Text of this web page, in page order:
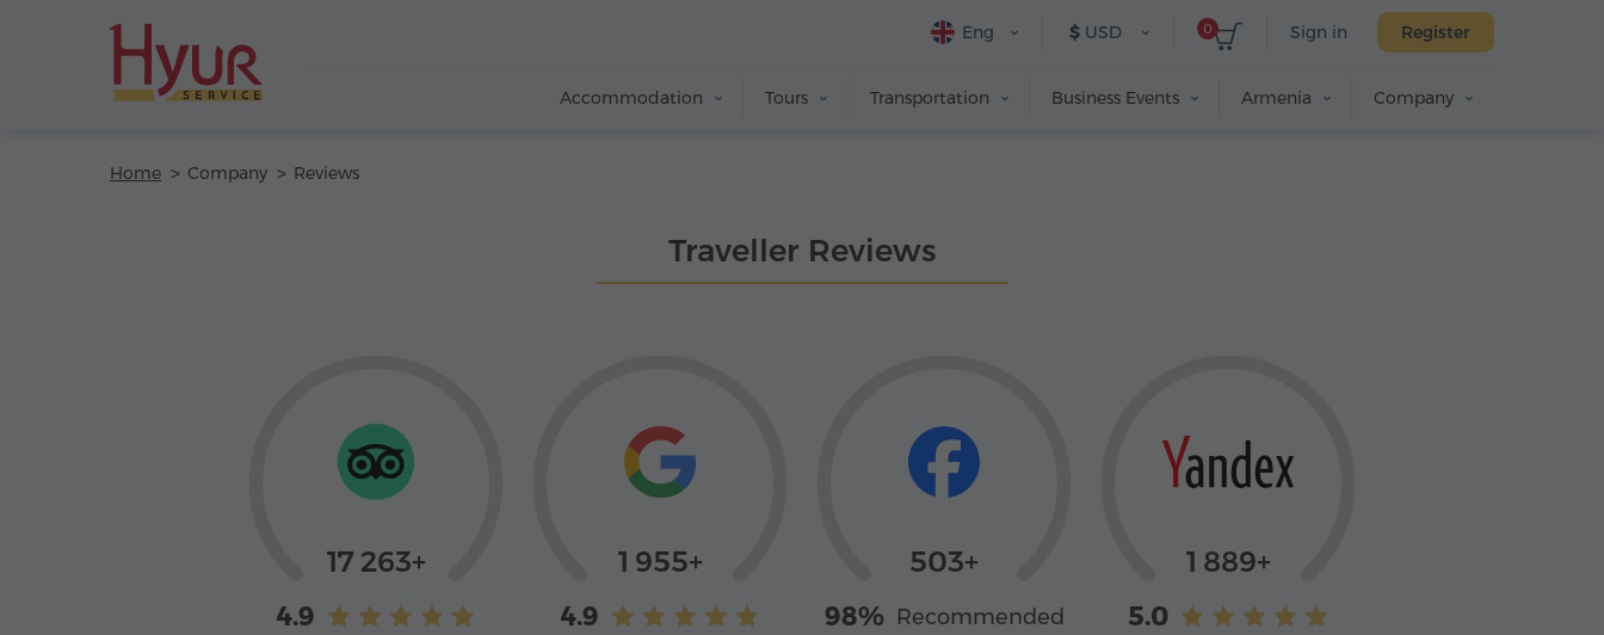
Sign in Register
0
$ USD
Eng
Accommodation Tours Transportation Business Events Armenia Company
Home Company Reviews
Traveller Reviews
17 263+
4.9
1 955+
4.9
503+
98% Recommended
1 889+
5.0